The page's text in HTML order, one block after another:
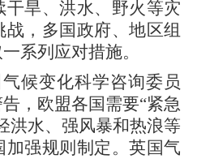
旱、洪水、野火等灾
，多国政府、地区组
系列应对措施。
变化科学咨询委员
，欧盟各国需要“紧急
洪水、强风暴和热浪等
强规则制定。英国气